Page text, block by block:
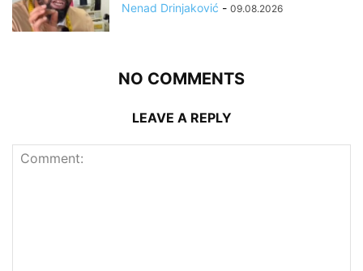
Nenad Drinjaković - 09.08.2026
NO COMMENTS
LEAVE A REPLY